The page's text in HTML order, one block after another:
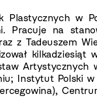
Plastycznych w
na
z Tadeuszem
kilkadziesiąt
Artystycznych
Instytut Polski